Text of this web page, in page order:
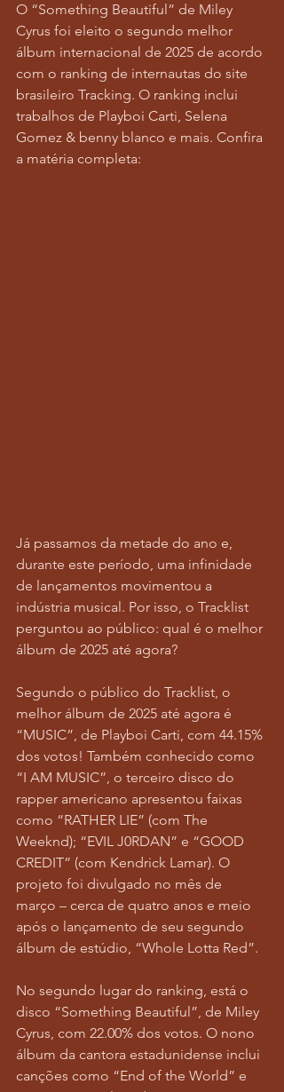
O “Something Beautiful” de Miley
Cyrus foi eleito o segundo melhor
álbum internacional de 2025 de acordo
com o ranking de internautas do site
brasileiro Tracking. O ranking inclui
trabalhos de Playboi Carti, Selena
Gomez & benny blanco e mais. Confira
a matéria completa:
Já passamos da metade do ano e,
durante este período, uma infinidade
de lançamentos movimentou a
indústria musical. Por isso, o Tracklist
perguntou ao público: qual é o melhor
álbum de 2025 até agora?
Segundo o público do Tracklist, o
melhor álbum de 2025 até agora é
“MUSIC”, de Playboi Carti, com 44.15%
dos votos! Também conhecido como
“I AM MUSIC”, o terceiro disco do
rapper americano apresentou faixas
como “RATHER LIE” (com The
Weeknd); “EVIL J0RDAN” e “GOOD
CREDIT” (com Kendrick Lamar). O
projeto foi divulgado no mês de
março – cerca de quatro anos e meio
após o lançamento de seu segundo
álbum de estúdio, “Whole Lotta Red”.
No segundo lugar do ranking, está o
disco “Something Beautiful”, de Miley
Cyrus, com 22.00% dos votos. O nono
álbum da cantora estadunidense inclui
canções como “End of the World” e